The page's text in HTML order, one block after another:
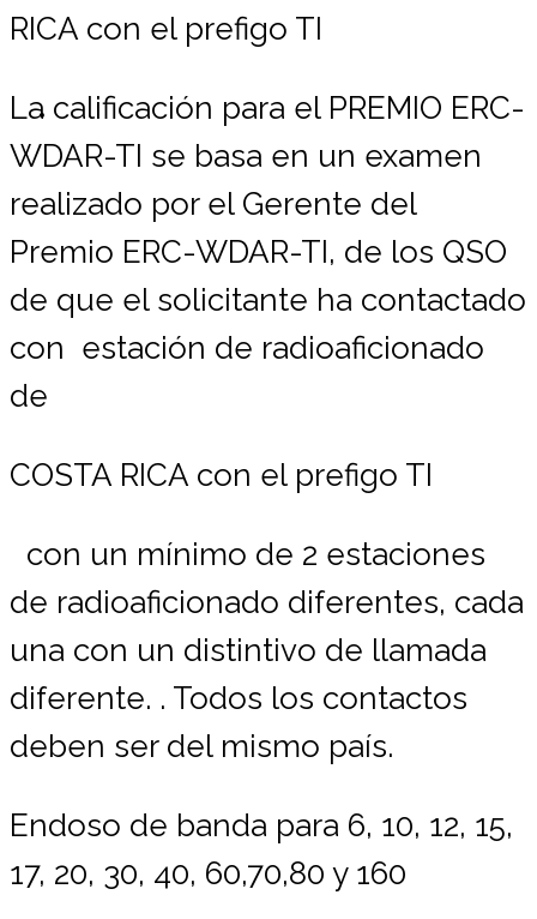
Donaciones
RICA con el prefigo TI
La calificación para el PREMIO ERC-
WDAR-TI se basa en un examen
realizado por el Gerente del
Premio ERC-WDAR-TI, de los QSO
de que el solicitante ha contactado
con estación de radioaficionado
de
COSTA RICA con el prefigo TI
con un mínimo de 2 estaciones
de radioaficionado diferentes, cada
una con un distintivo de llamada
diferente. . Todos los contactos
deben ser del mismo país.
Endoso de banda para 6, 10, 12, 15,
17, 20, 30, 40, 60,70,80 y 160